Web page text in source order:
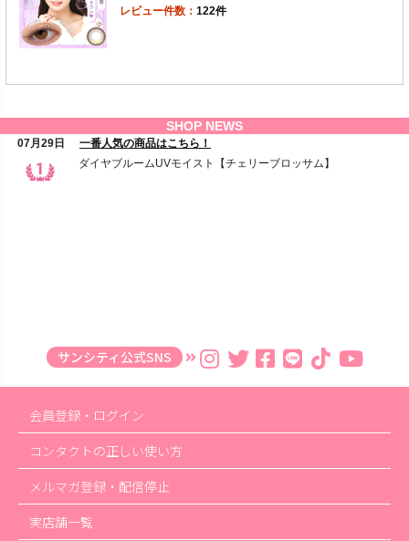
サンシティ公式SNS
会員登録・ログイン
コンタクトの正しい使い方
メルマガ登録・配信停止
実店舗一覧